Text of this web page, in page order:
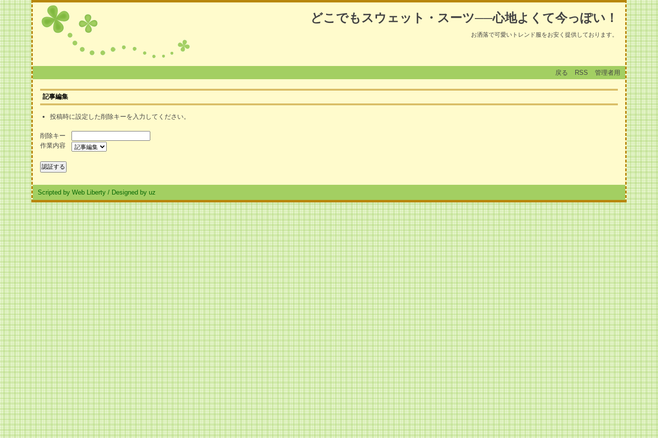
どこでもスウェット・スーツ──心地よくて今っぽい！
お洒落で可愛いトレンド服をお安く提供しております。
戻る RSS 管理者用
記事編集
投稿時に設定した削除キーを入力してください。
削除キー
作業内容
Scripted by Web Liberty / Designed by uz